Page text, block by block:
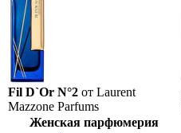
Fil D`Or N°2 от Laurent
Mazzone Parfums
Женская парфюмерия